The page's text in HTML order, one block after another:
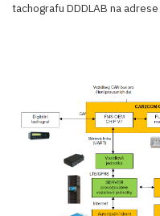
tachografu DDDLAB na adrese